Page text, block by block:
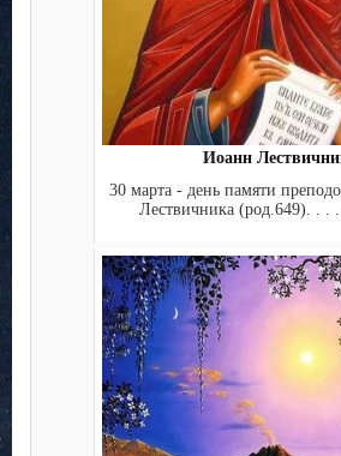
Иоанн
30 марта - день памяти
Лествичника (род.649). . .